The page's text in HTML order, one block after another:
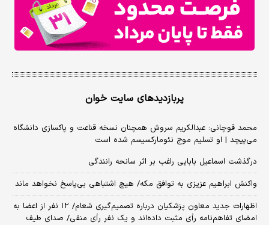
پربازدیدهای سایت خوان
محمد قوچانی: عبدالکریم سروش همچنان نسخه قناعت و پاکسازی دانشگاه
می‌پیچد | او تسلیم موج نئومارکسیسم شده است
درگذشت اسماعیل بابایی راغب بر اثر سانحه رانندگی
واکنش ابراهیم عزیزی به توافق مکه/ هیچ اشتباهی بی‌پاسخ نخواهد ماند
اظهارات جدید معاون پزشکیان درباره تصمیم‌گیری شعام/ ۱۲ نفر از اعضا به
امضای تفاهم‌نامه رأی مثبت داده‌اند و یک نفر رأی منفی/ صدای طیف